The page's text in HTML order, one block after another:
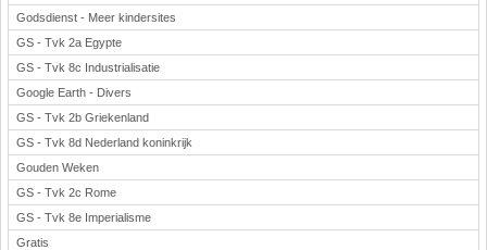
Godsdienst - Meer kindersites
GS - Tvk 2a Egypte
GS - Tvk 8c Industrialisatie
Google Earth - Divers
GS - Tvk 2b Griekenland
GS - Tvk 8d Nederland koninkrijk
Gouden Weken
GS - Tvk 2c Rome
GS - Tvk 8e Imperialisme
Gratis